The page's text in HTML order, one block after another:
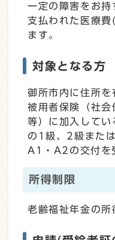
一定の障害をお持
支払われた医療
ます。
対象となる方
御所市内に住所を
被用者保険（社会
等）に加入して
の1級、2級また
A1・A2の交付を
所得制限
老齢福祉年金の所